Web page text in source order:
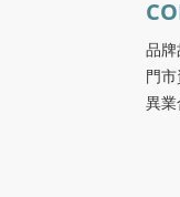
品
門
異